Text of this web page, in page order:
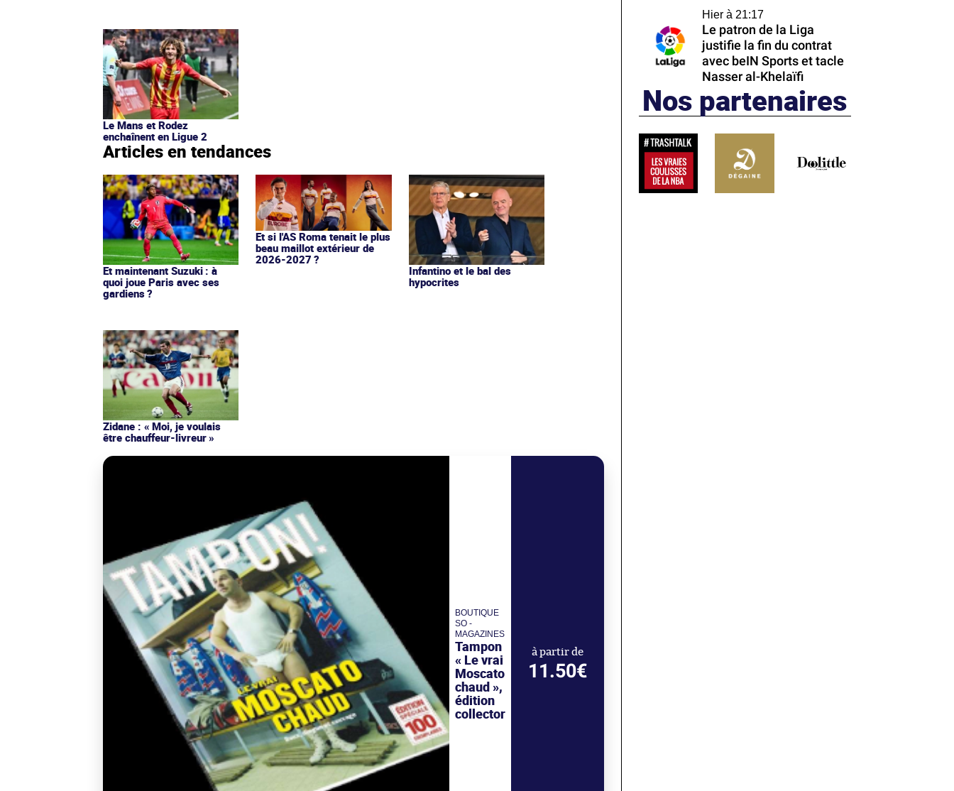
Le Mans et Rodez
enchaînent en Ligue 2
Articles en tendances
Et maintenant Suzuki : à
quoi joue Paris avec ses
gardiens ?
Et si l'AS Roma tenait le plus
beau maillot extérieur de
2026-2027 ?
Infantino et le bal des
hypocrites
Zidane : « Moi, je voulais
être chauffeur-livreur »
BOUTIQUE
SO -
MAGAZINES
Tampon
« Le vrai
Moscato
chaud »,
édition
collector
à partir de
11.50€
Hier à 21:17
Le patron de la Liga
justifie la fin du contrat
avec beIN Sports et tacle
Nasser al-Khelaïfi
Nos partenaires